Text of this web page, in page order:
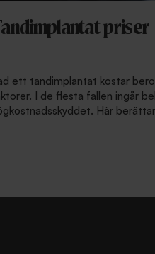
priser
ett tandimplantat kostar
I de flesta fallen ingår
Här